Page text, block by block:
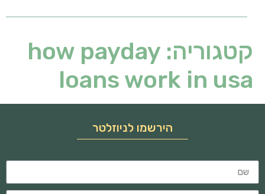
קטגוריה: how payday
loans work in usa
הירשמו לניוזלטר